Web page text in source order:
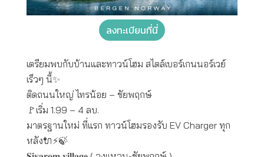
ลงทะเบียนที่นี่
เตรียมพบกับบ้านและทาวน์โฮม สไตล์เบอร์เกนนอร์เวย์
เร็วๆ นี้✨
ติดถนนใหญ่ ไทรน้อย – ชัยพฤกษ์
🚩เริ่ม 1.99 – 4 ลบ.
มาตรฐานใหม่ ที่แรก ทาวน์โฮมรองรับ EV Charger ทุก
หลัง🔌⚡️🍃